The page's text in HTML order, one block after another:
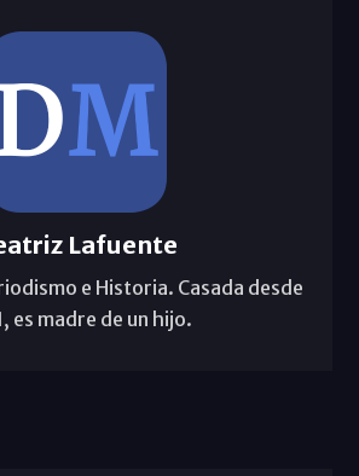
Lafuente
e Historia. Casada desde
es madre de un hijo.